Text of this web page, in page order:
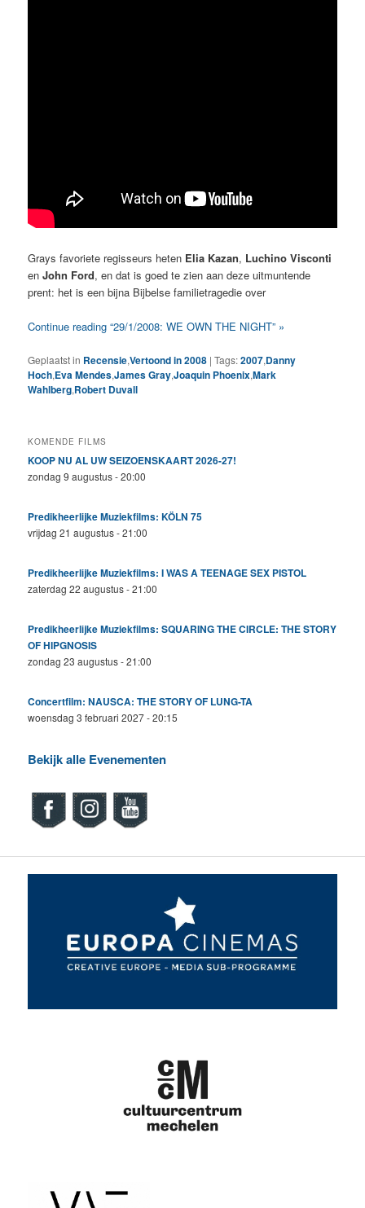
Grays favoriete regisseurs heten Elia Kazan, Luchino Visconti
enJohn Ford, en dat is goed te zien aan deze uitmuntende
prent: het is een bijna Bijbelse familietragedie over
Continue reading “29/1/2008: WE OWN THE NIGHT” »
Geplaatst in Recensie,Vertoond in 2008 |Tags:2007,Danny
Hoch,Eva Mendes,James Gray,Joaquin Phoenix,Mark
Wahlberg,Robert Duvall
KOMENDE FILMS
KOOP NU AL UW SEIZOENSKAART 2026-27!
zondag 9 augustus - 20:00
Predikheerlijke Muziekfilms: KÖLN 75
vrijdag 21 augustus - 21:00
Predikheerlijke Muziekfilms: I WAS A TEENAGE SEX PISTOL
zaterdag 22 augustus - 21:00
Predikheerlijke Muziekfilms: SQUARING THE CIRCLE: THE STORY
OF HIPGNOSIS
zondag 23 augustus - 21:00
Concertfilm: NAUSCA: THE STORY OF LUNG-TA
woensdag 3 februari 2027 - 20:15
Bekijk alle Evenementen